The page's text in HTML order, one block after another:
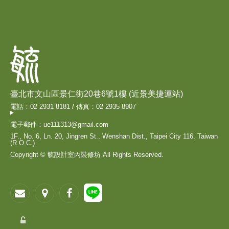
臺北市文山區景仁街20巷6號1樓 (近景美捷運站)
電話：02 2931 8181 / 傳真：02 2935 8907
電子郵件：ue111313@gmail.com
1F., No. 6, Ln. 20, Jingren St., Wenshan Dist., Taipei City 116, Taiwan
(R.O.C.)
Copyright © 毓設計室內裝修坊 All Rights Reserved.